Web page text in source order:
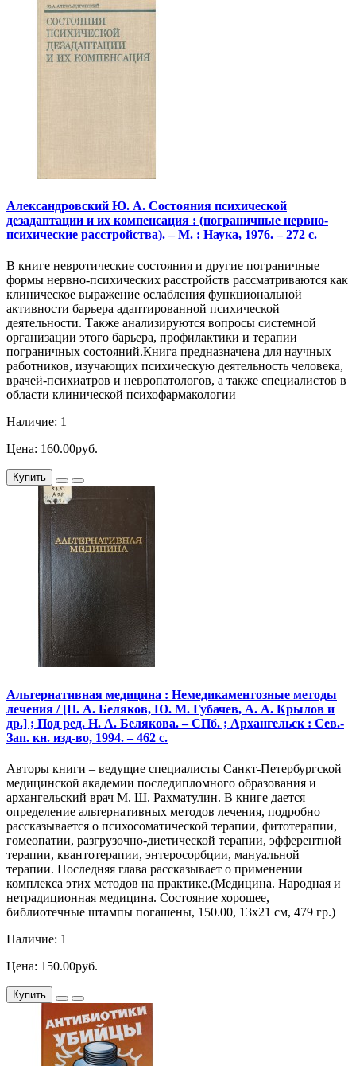
Александровский Ю. А. Состояния психической
дезадаптации и их компенсация : (пограничные нервно-
психические расстройства). – М. : Наука, 1976. – 272 с.
В книге невротические состояния и другие пограничные
формы нервно-психических расстройств рассматриваются как
клиническое выражение ослабления функциональной
активности барьера адаптированной психической
деятельности. Также анализируются вопросы системной
организации этого барьера, профилактики и терапии
пограничных состояний.Книга предназначена для научных
работников, изучающих психическую деятельность человека,
врачей-психиатров и невропатологов, а также специалистов в
области клинической психофармакологии
Наличие: 1
Цена: 160.00руб.
Купить
Альтернативная медицина : Немедикаментозные методы
лечения / [Н. А. Беляков, Ю. М. Губачев, А. А. Крылов и
др.] ; Под ред. Н. А. Белякова. – СПб. ; Архангельск : Сев.-
Зап. кн. изд-во, 1994. – 462 с.
Авторы книги – ведущие специалисты Санкт-Петербургской
медицинской академии последипломного образования и
архангельский врач М. Ш. Рахматулин. В книге дается
определение альтернативных методов лечения, подробно
рассказывается о психосоматической терапии, фитотерапии,
гомеопатии, разгрузочно-диетической терапии, эфферентной
терапии, квантотерапии, энтеросорбции, мануальной
терапии. Последняя глава рассказывает о применении
комплекса этих методов на практике.(Медицина. Народная и
нетрадиционная медицина. Состояние хорошее,
библиотечные штампы погашены, 150.00, 13х21 см, 479 гр.)
Наличие: 1
Цена: 150.00руб.
Купить